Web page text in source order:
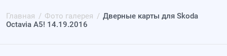
Главная Фото галерея
Дверные карты для Skoda
Octavia A5! 14.19.2016